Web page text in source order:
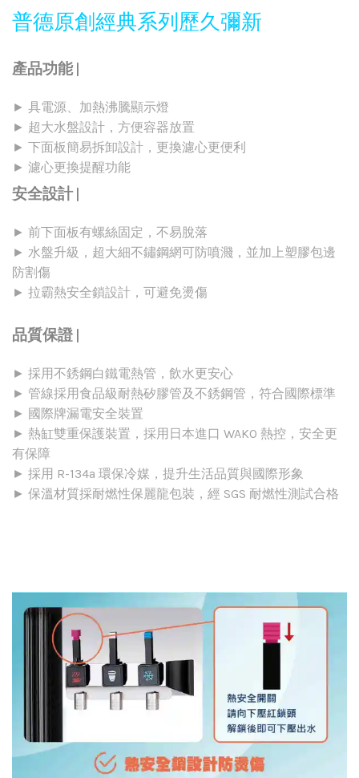
普德原創經典系列歷久彌新
產品功能 |
► 具電源、加熱沸騰顯示燈
► 超大水盤設計，方便容器放置
► 下面板簡易拆卸設計，更換濾心更便利
► 濾心更換提醒功能
安全設計 |
► 前下面板有螺絲固定，不易脫落
► 水盤升級，超大細不鏽鋼網可防噴濺，並加上塑膠包邊
防割傷
► 拉霸熱安全鎖設計，可避免燙傷
品質保證 |
► 採用不銹鋼白鐵電熱管，飲水更安心
► 管線採用食品級耐熱矽膠管及不銹鋼管，符合國際標準
► 國際牌漏電安全裝置
► 熱缸雙重保護裝置，採用日本進口 WAKO 熱控，安全更
有保障
► 採用 R-134a 環保冷媒，提升生活品質與國際形象
► 保溫材質採耐燃性保麗龍包裝，經 SGS 耐燃性測試合格